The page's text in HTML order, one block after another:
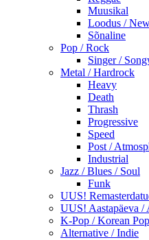
Muusikal
Loodus /
Sõnaline
Pop / Rock
Singer /
Metal / Hardrock
Heavy
Death
Thrash
Progressive
Speed
Post /
Industrial
Jazz / Blues / Soul
Funk
UUS!
UUS! Aastapäeva /
K-Pop / Korean Pop
Alternative / Indie